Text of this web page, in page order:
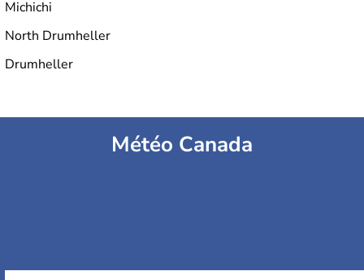
Michichi
North Drumheller
Drumheller
Météo Canada